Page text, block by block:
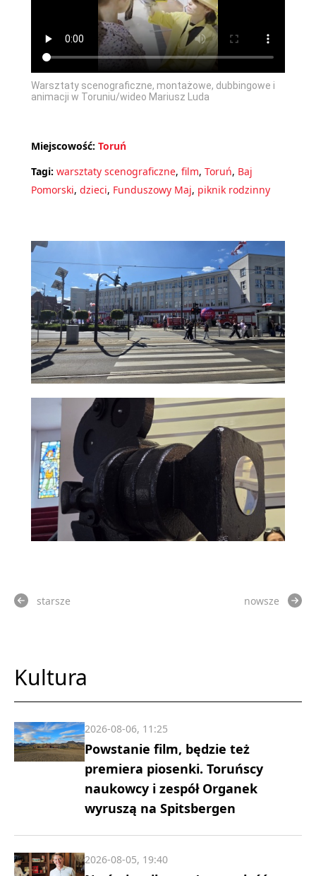
Warsztaty scenograficzne, montażowe, dubbingowe i
animacji w Toruniu/wideo Mariusz Luda
Miejscowość: Toruń
Tagi: warsztaty scenograficzne, film, Toruń, Baj
Pomorski, dzieci, Funduszowy Maj, piknik rodzinny
starsze nowsze
Kultura
Powstanie film, będzie też
premiera piosenki. Toruńscy
naukowcy i zespół Organek
wyruszą na Spitsbergen
2026-08-06, 11:25
2026-08-05, 19:40